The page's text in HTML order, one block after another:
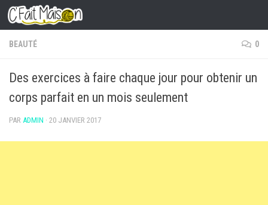
Skip to content
BEAUTÉ 0
Des exercices à faire chaque jour pour obtenir un
corps parfait en un mois seulement
PAR ADMIN · 20 JANVIER 2017